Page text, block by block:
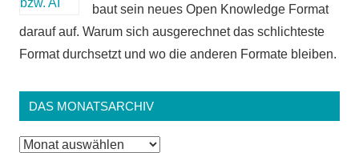
baut sein neues Open Knowledge Format
darauf auf. Warum sich ausgerechnet das schlichteste
Format durchsetzt und wo die anderen Formate bleiben.
DAS MONATSARCHIV
Das